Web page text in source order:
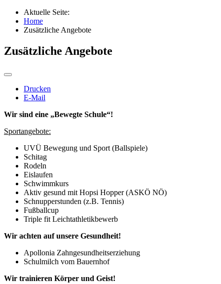
Aktuelle Seite:
Home
Zusätzliche Angebote
Zusätzliche Angebote
Drucken
E-Mail
Wir sind eine „Bewegte Schule“!
Sportangebote:
UVÜ Bewegung und Sport (Ballspiele)
Schitag
Rodeln
Eislaufen
Schwimmkurs
Aktiv gesund mit Hopsi Hopper (ASKÖ NÖ)
Schnupperstunden (z.B. Tennis)
Fußballcup
Triple fit Leichtathletikbewerb
Wir achten auf unsere Gesundheit!
Apollonia Zahngesundheitserziehung
Schulmilch vom Bauernhof
Wir trainieren Körper und Geist!